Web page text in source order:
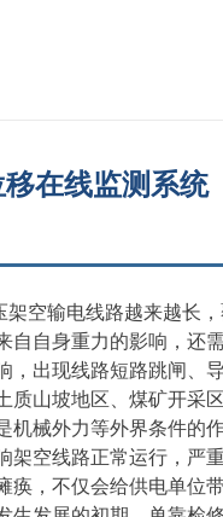
在线监测系统
空输电线路越来越长
自身重力的影响，还
出现线路短路跳闸、
山坡地区、煤矿开采
械外力等外界条件的
空线路正常运行，严
，不仅会给供电单位